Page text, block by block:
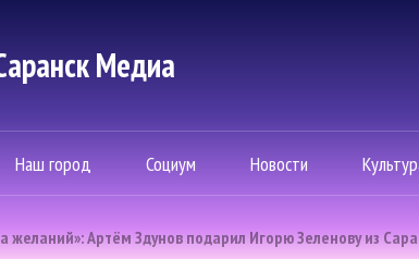
Mедиа
Наш город Социум Новости
желаний»: Артём Здунов подарил Игорю Зеленову из